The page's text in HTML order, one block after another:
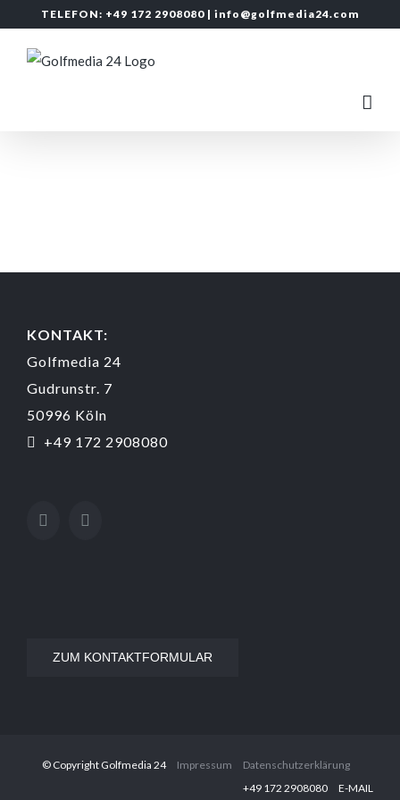
springen
TELEFON: +49 172 2908080 | info@golfmedia24.com
KONTAKT:
Golfmedia 24
Gudrunstr. 7
50996 Köln
+49 172 2908080
ZUM KONTAKTFORMULAR
© Copyright Golfmedia 24 Impressum
Datenschutzerklärung
‭+49 172 2908080‬
E-MAIL